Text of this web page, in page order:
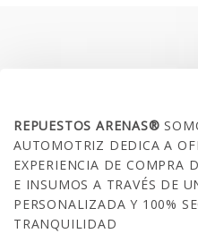
REPUESTOS ARENAS®
AUTOMOTRIZ DEDICA A
EXPERIENCIA DE COMPRA
E INSUMOS A TRAVÉS DE
PERSONALIZADA Y 100%
TRANQUILIDAD